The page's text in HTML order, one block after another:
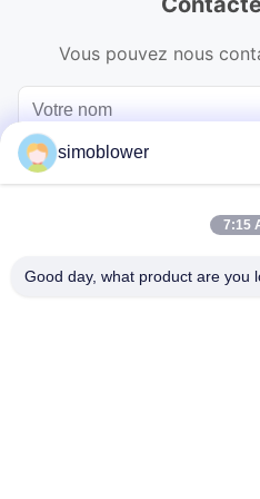
Vous pouvez nous
simoblower
7:15
Good day, what product are you